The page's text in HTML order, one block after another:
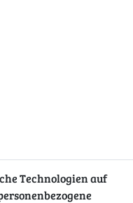
Technologien auf